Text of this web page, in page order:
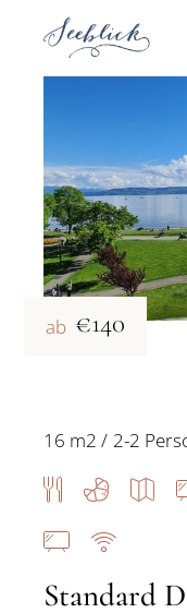
ab €140
Standard
16 m2 2-2